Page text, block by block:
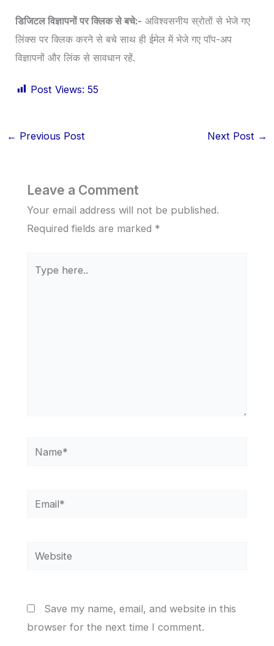
डिजिटल विज्ञापनों पर क्लिक से बचे:- अविश्वसनीय स्रोतों से भेजे गए
लिंक्स पर क्लिक करने से बचे साथ ही ईमेल में भेजे गए पॉप-अप
विज्ञापनों और लिंक से सावधान रहें.
Post Views: 55
← Previous Post Next Post →
Leave a Comment
Your email address will not be published.
Required fields are marked *
Name*
Email*
Website
Save my name, email, and website in this
browser for the next time I comment.